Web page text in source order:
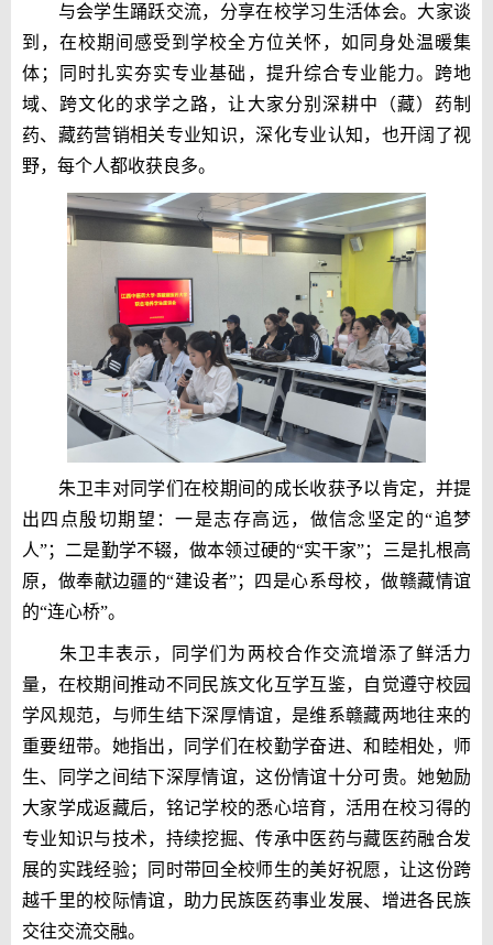
与会学生踊跃交流，分享在校学习生活体会。大家谈
到，在校期间感受到学校全方位关怀，如同身处温暖集
体；同时扎实夯实专业基础，提升综合专业能力。跨地
域、跨文化的求学之路，让大家分别深耕中（藏）药制
药、藏药营销相关专业知识，深化专业认知，也开阔了视
野，每个人都收获良多。
朱卫丰对同学们在校期间的成长收获予以肯定，并提
出四点殷切期望：一是志存高远，做信念坚定的“追梦
人”；二是勤学不辍，做本领过硬的“实干家”；三是扎根高
原，做奉献边疆的“建设者”；四是心系母校，做赣藏情谊
的“连心桥”。
朱卫丰表示，同学们为两校合作交流增添了鲜活力
量，在校期间推动不同民族文化互学互鉴，自觉遵守校园
学风规范，与师生结下深厚情谊，是维系赣藏两地往来的
重要纽带。她指出，同学们在校勤学奋进、和睦相处，师
生、同学之间结下深厚情谊，这份情谊十分可贵。她勉励
大家学成返藏后，铭记学校的悉心培育，活用在校习得的
专业知识与技术，持续挖掘、传承中医药与藏医药融合发
展的实践经验；同时带回全校师生的美好祝愿，让这份跨
越千里的校际情谊，助力民族医药事业发展、增进各民族
交往交流交融。